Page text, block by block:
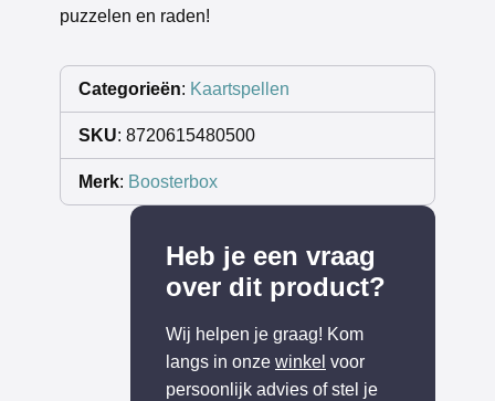
puzzelen en raden!
Categorieën: Kaartspellen
SKU: 8720615480500
Merk: Boosterbox
Heb je een vraag
over dit product?
Wij helpen je graag! Kom
langs in onze winkel voor
persoonlijk advies of stel je